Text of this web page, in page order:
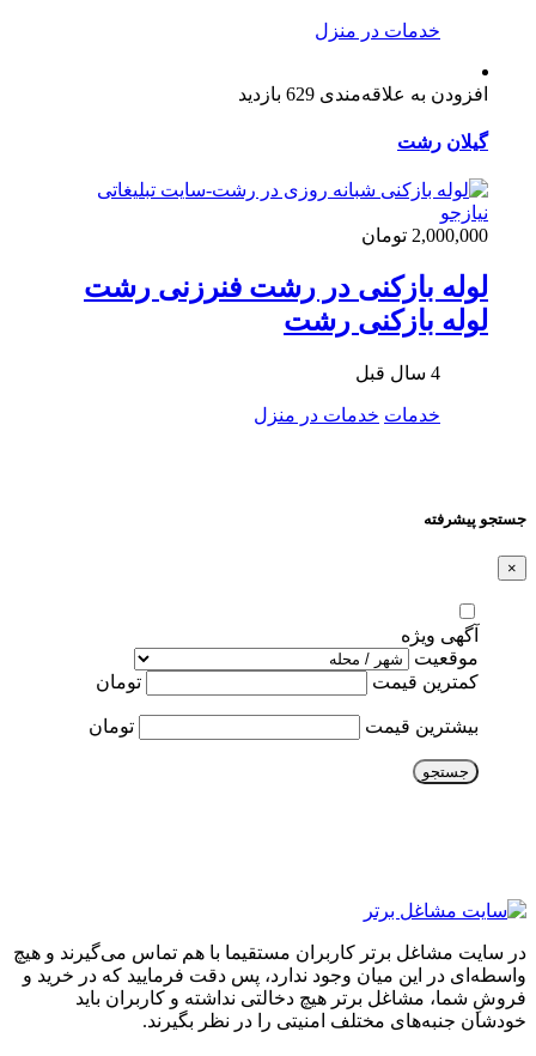
خدمات در منزل
افزودن به علاقه‌مندی 629 بازدید
گیلان رشت
2,000,000 تومان
لوله بازکنی در رشت فنرزنی رشت
لوله بازکنی رشت
4 سال قبل
خدمات خدمات در منزل
جستجو پیشرفته
×
آگهی ویژه
موقعیت
کمترین قیمت
تومان
بیشترین قیمت تومان
جستجو
در سایت مشاغل برتر کاربران مستقیما با هم تماس می‌گیرند و هیچ
واسطه‌ای در این میان وجود ندارد، پس دقت فرمایید که در خرید و
فروشِ شما، مشاغل برتر هیچ دخالتی نداشته و کاربران باید
خودشان جنبه‌های مختلف امنیتی را در نظر بگیرند.